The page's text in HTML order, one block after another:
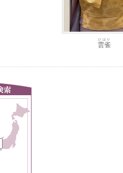
雲雀
ひばり